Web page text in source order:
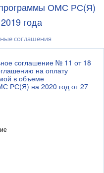
программы ОМС РС(Я)
года
соглашения
соглашение № 11 от 18
на оплату
в объеме
РС(Я) на 2020 год от 27